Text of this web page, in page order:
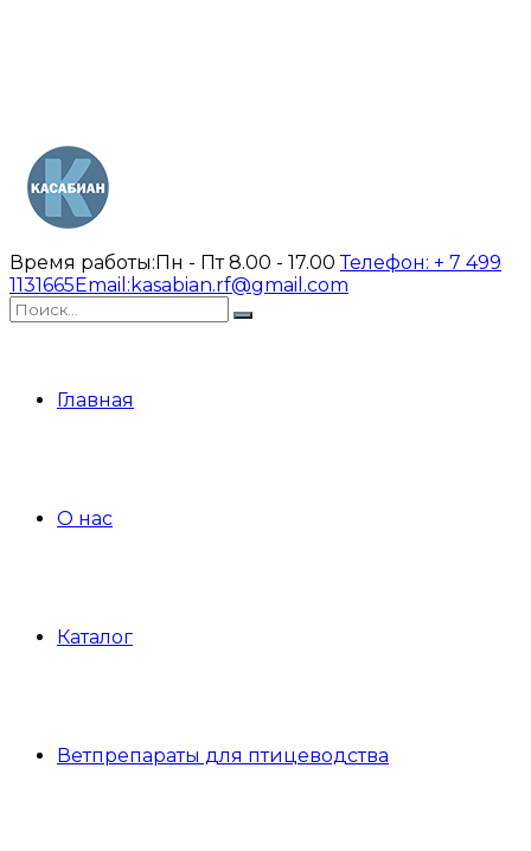
Время работы:Пн - Пт 8.00 - 17.00Телефон: + 7 499
1131665Email: kasabian.rf@gmail.com
Главная
О нас
Каталог
Ветпрепараты для птицеводства